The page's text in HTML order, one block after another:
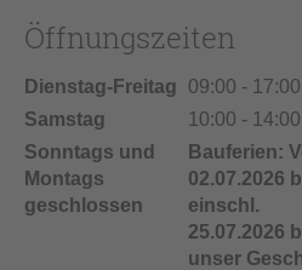
Öffnungszeiten
Dienstag-Freitag
09:00 -
Samstag
10:00 -
Sonntags und
Montags
geschlossen
Bauferien:
02.07.2026
einschl.
25.07.2026
unser